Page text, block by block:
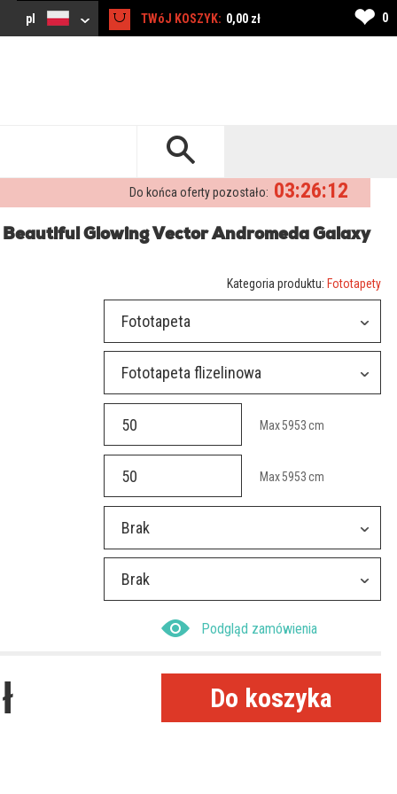
pl TWóJ KOSZYK: 0,00 zł ❤ 0
03:26:12
Do końca oferty pozostało:
Glowing Vector Andromeda Galaxy
Kategoria produktu: Fototapety
Fototapeta
Fototapeta flizelinowa
Max5953 cm
Max5953 cm
Brak
Brak
Podgląd zamówienia